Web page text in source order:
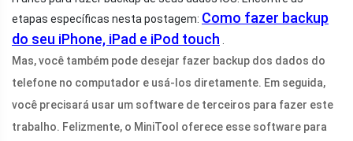
etapas específicas nesta postagem: Como fazer backup
do seu iPhone, iPad e iPod touch
Mas, você também pode desejar fazer backup dos dados do
telefone no computador e usá-los diretamente. Em seguida,
você precisará usar um software de terceiros para fazer este
trabalho. Felizmente, o MiniTool oferece esse software para